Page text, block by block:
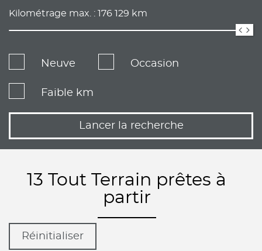
Kilométrage max. : 176 129 km
Neuve Occasion
Faible km
Lancer la recherche
13 Tout Terrain prêtes à
partir
Réinitialiser